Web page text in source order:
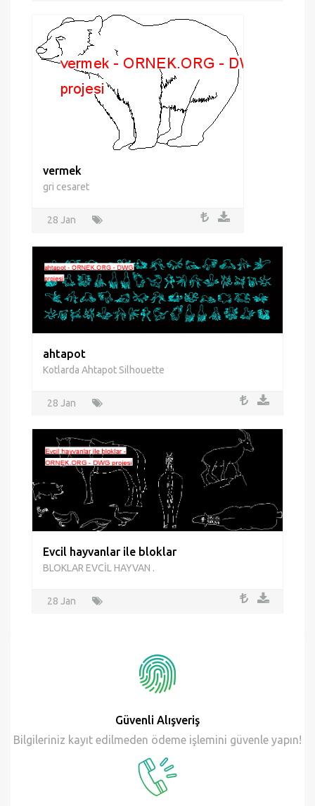
28 Jan
vermek
28 Jan
ahtapot
28 Jan
Evcil hayvanlar ile bloklar
Güvenli Alışveriş
Bilgileriniz kayıt edilmeden ödeme işlemini güvenle yapın!